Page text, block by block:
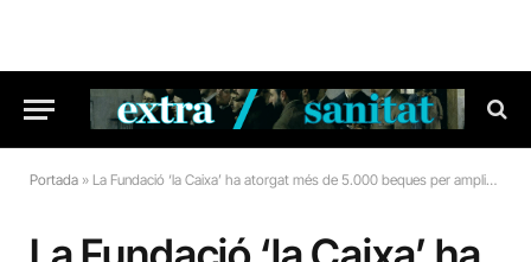
Portada » La Fundació ‘la Caixa’ ha atorgat més de 5.000 beques per ampliar estudis a l’estranger en gairebé 40 anys